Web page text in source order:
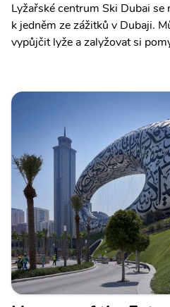
Lyžařské centrum Ski Dubai
k jedněm ze zážitků v Dubaji.
vypůjčit lyže a zalyžovat si